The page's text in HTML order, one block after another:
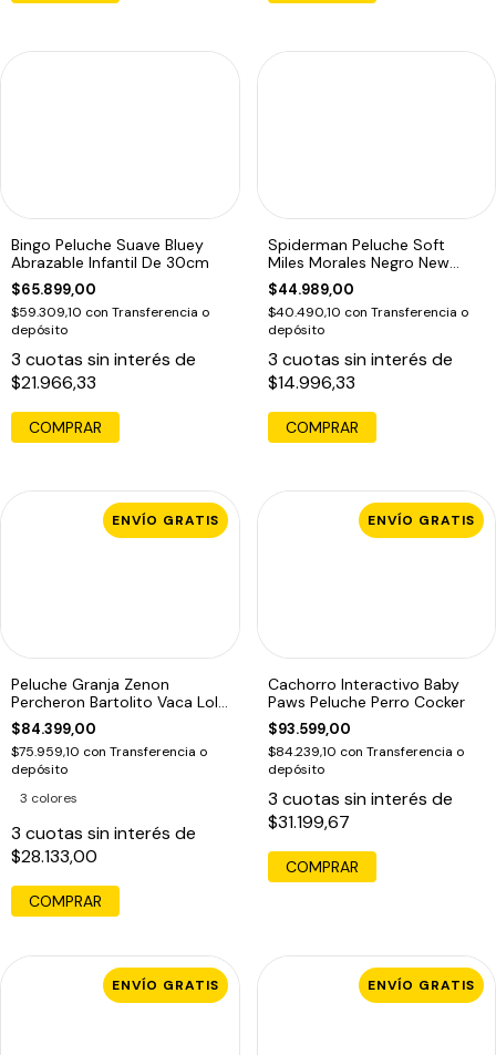
Bingo Peluche Suave Bluey
Abrazable Infantil De 30cm
$65.899,00
$59.309,10 con Transferencia o
depósito
3 cuotas sin interés de
$21.966,33
COMPRAR
Spiderman Peluche Soft
Miles Morales Negro New
Toys Edu
$44.989,00
$40.490,10 con Transferencia o
depósito
3 cuotas sin interés de
$14.996,33
ENVÍO GRATIS
Peluche Granja Zenon
Percheron Bartolito Vaca Lola
De 35Cm1
$84.399,00
$75.959,10 con Transferencia o
depósito
3 colores
3 cuotas sin interés de
$28.133,00
COMPRAR
ENVÍO GRATIS
Cachorro Interactivo Baby
Paws Peluche Perro Cocker
$93.599,00
$84.239,10 con Transferencia o
depósito
3 cuotas sin interés de
$31.199,67
COMPRAR
ENVÍO GRATIS ENVÍO GRATIS